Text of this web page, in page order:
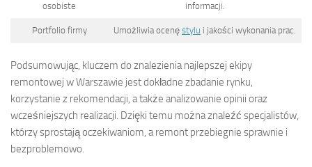
osobiste
informacji.
Portfolio firmy Umożliwia ocenę stylu i jakości wykonania prac.
Podsumowując, kluczem do znalezienia najlepszej ekipy
remontowej w Warszawie jest dokładne zbadanie rynku,
korzystanie z rekomendacji, a także analizowanie opinii oraz
wcześniejszych realizacji. Dzięki temu można znaleźć specjalistów,
którzy sprostają oczekiwaniom, a remont przebiegnie sprawnie i
bezproblemowo.